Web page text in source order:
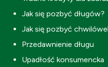
Jak się pozbyć długów?
Jak się pozbyć
Przedawnienie długu
Upadłość konsumencka